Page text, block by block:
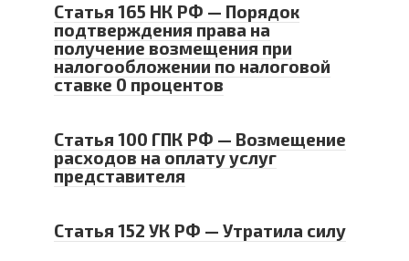
Статья 165 НК РФ — Порядок
подтверждения права на
получение возмещения при
налогообложении по налоговой
ставке 0 процентов
Статья 100 ГПК РФ — Возмещение
расходов на оплату услуг
представителя
Статья 152 УК РФ — Утратила силу